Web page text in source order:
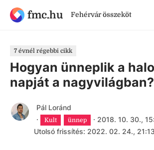
fmc.hu Fehérvár összeköt
7 évnél régebbi cikk
Hogyan ünneplik a
napját a nagyvilágban?
Pál Loránd
·
Kult ünnep · 2018. 10. 30.,
Utolsó frissítés: 2022. 02. 24., 21:13